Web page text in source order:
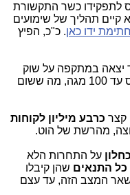
לתפקידו כשר התקשורת
הוא קיים תהליך של שימועים
ידו כאן. כ"כ, הפיץ
נט קמה בסוף 2010, ומיד יצאה במתקפה על שוק
עם מחיר של 20 ₪ לכל רוחב פס עד 100 מגה, מה ששום
קצר כרבע מיליון לקוחות
מהרשת של הוט.
על התחרות הלא
התנאים שהן קיבלו
המצב הזה, עד עצם